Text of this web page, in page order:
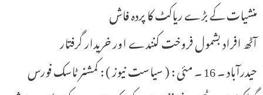
منشیات کے بڑے ریاکٹ کا پردہ فاش
آٹھ افراد بشمول فروخت کنندے اور خریدار گرفتار
حیدرآباد ۔ 16 ۔ مئی : ( سیاست نیوز ) : کمشنر ٹاسک فورس